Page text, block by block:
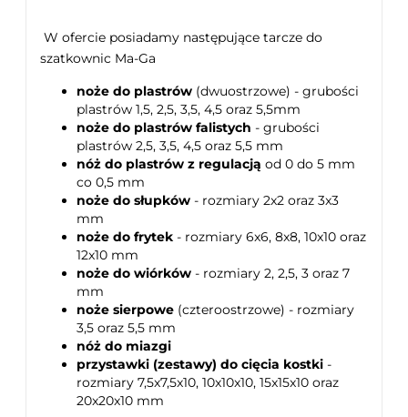
W ofercie posiadamy następujące tarcze do
szatkownic Ma-Ga
noże do plastrów (dwuostrzowe) - grubości
plastrów 1,5, 2,5, 3,5, 4,5 oraz 5,5mm
noże do plastrów falistych - grubości
plastrów 2,5, 3,5, 4,5 oraz 5,5 mm
nóż do plastrów z regulacją od 0 do 5 mm
co 0,5 mm
noże do słupków - rozmiary 2x2 oraz 3x3
mm
noże do frytek - rozmiary 6x6, 8x8, 10x10 oraz
12x10 mm
noże do wiórków - rozmiary 2, 2,5, 3 oraz 7
mm
noże sierpowe (czteroostrzowe) - rozmiary
3,5 oraz 5,5 mm
nóż do miazgi
przystawki (zestawy) do cięcia kostki -
rozmiary 7,5x7,5x10, 10x10x10, 15x15x10 oraz
20x20x10 mm